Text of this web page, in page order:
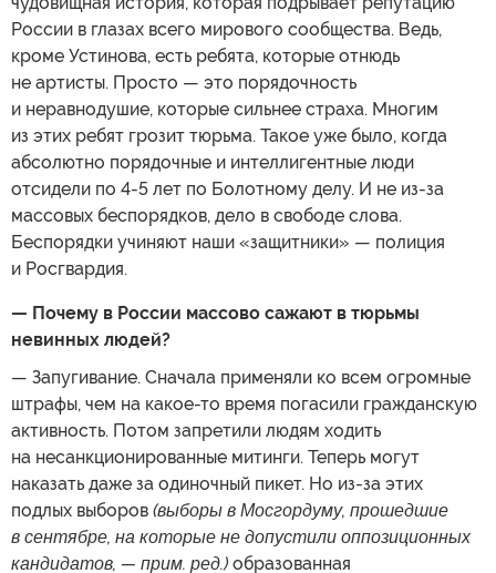
России в глазах всего мирового сообщества. Ведь,
кроме Устинова, есть ребята, которые отнюдь
не артисты. Просто — это порядочность
и неравнодушие, которые сильнее страха. Многим
из этих ребят грозит тюрьма. Такое уже было, когда
абсолютно порядочные и интеллигентные люди
отсидели по 4-5 лет по Болотному делу. И не из-за
массовых беспорядков, дело в свободе слова.
Беспорядки учиняют наши «защитники» — полиция
и Росгвардия.
— Почему в России массово сажают в тюрьмы
невинных людей?
— Запугивание. Сначала применяли ко всем огромные
штрафы, чем на какое-то время погасили гражданскую
активность. Потом запретили людям ходить
на несанкционированные митинги. Теперь могут
наказать даже за одиночный пикет. Но из-за этих
подлых выборов (выборы в Мосгордуму, прошедшие
в сентябре, на которые не допустили оппозиционных
кандидатов, — прим. ред.) образованная